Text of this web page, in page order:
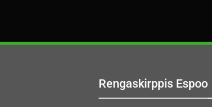
Rengaskirppis Espoo